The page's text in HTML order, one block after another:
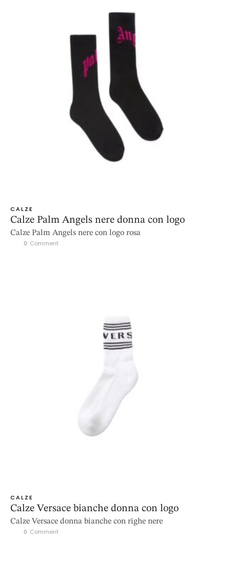
CALZE
Calze Palm Angels nere donna con logo
Calze Palm Angels nere con logo rosa
0 Comment
CALZE
Calze Versace bianche donna con logo
Calze Versace donna bianche con righe nere
0 Comment